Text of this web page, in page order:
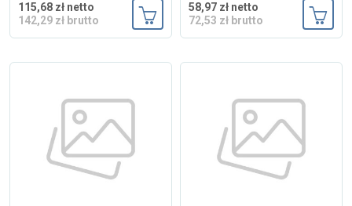
115,68 zł netto
142,29 zł brutto
Dodaj do koszyka
58,97 zł netto
72,53 zł brutto